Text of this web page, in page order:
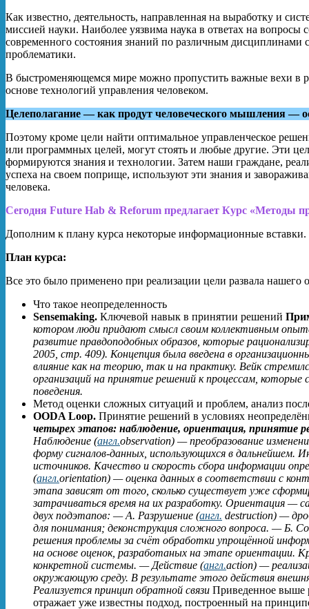
Как известно, деятельность, направленная на выработку и
миссией науки. Наиболее уязвима наука в ответах на
современного состояния знаний по различным
проблематики.
В быстроменяющемся мире можно пропустить важные вехи в
основе технологий управления человеком.
Целеполагание — как продут человеческого мышления —
Поэтому кроме цели найти оптимальное управленческое
или программных целей, могут стоять и любые другие. Эти
формируются знания и технологии. Затем наши граждане,
успеха на своем поприще, используют эти знания и
человека.
Сегодня Future Hab & Reforum предлагает Курс «Методы
Дополним к плану курса некоторые информационные вставки.
План курса:
Все это было применено при реализации цели развала
Что такое неопределенность
Sensemaking. Ключевой навык в принятии решений
котором люди придают смысл своим коллективным
развитие правдоподобных образов, которые
2005, стр. 409). Концепция была введена в
влияние как на теорию, так и на практику. Вейк
организаций на принятие решений к процессам,
поведения.
Метод оценки сложных ситуаций и проблем, анализ
OODA Loop. Принятие решений в условиях
четырех этапов: наблюдение, ориентация, принятие
Наблюдение (англ.observation) — преобразование
форму сигналов-данных, использующихся в
источников. Качество и скорость сбора информации
(англ.orientation) — оценка данных в соответствии с
этапа зависят от того, сколько существует уже
затрачиваться время на их разработку. Ориентация —
двух подэтапов: — А. Разрушение (англ. destruction) —
для понимания; деконструкция сложного вопроса. — Б.
решения проблемы за счёт обработки упрощённой
на основе оценок, разработаных на этапе ориентации.
конкретной системы. — Действие (англ.action) —
окружающую среду. В результате этого действия
Реализуется принцип обратной связи Приведенное выше
отражает уже известны подход, построенный на